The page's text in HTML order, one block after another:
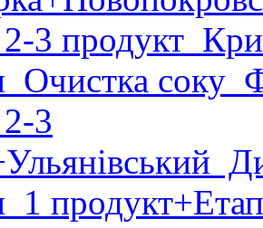
2-3 продукт
Очистка соку
2-3
1 продукт